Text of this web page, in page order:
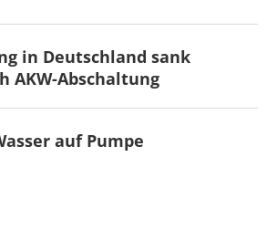
in Deutschland sank
AKW-Abschaltung
auf Pumpe